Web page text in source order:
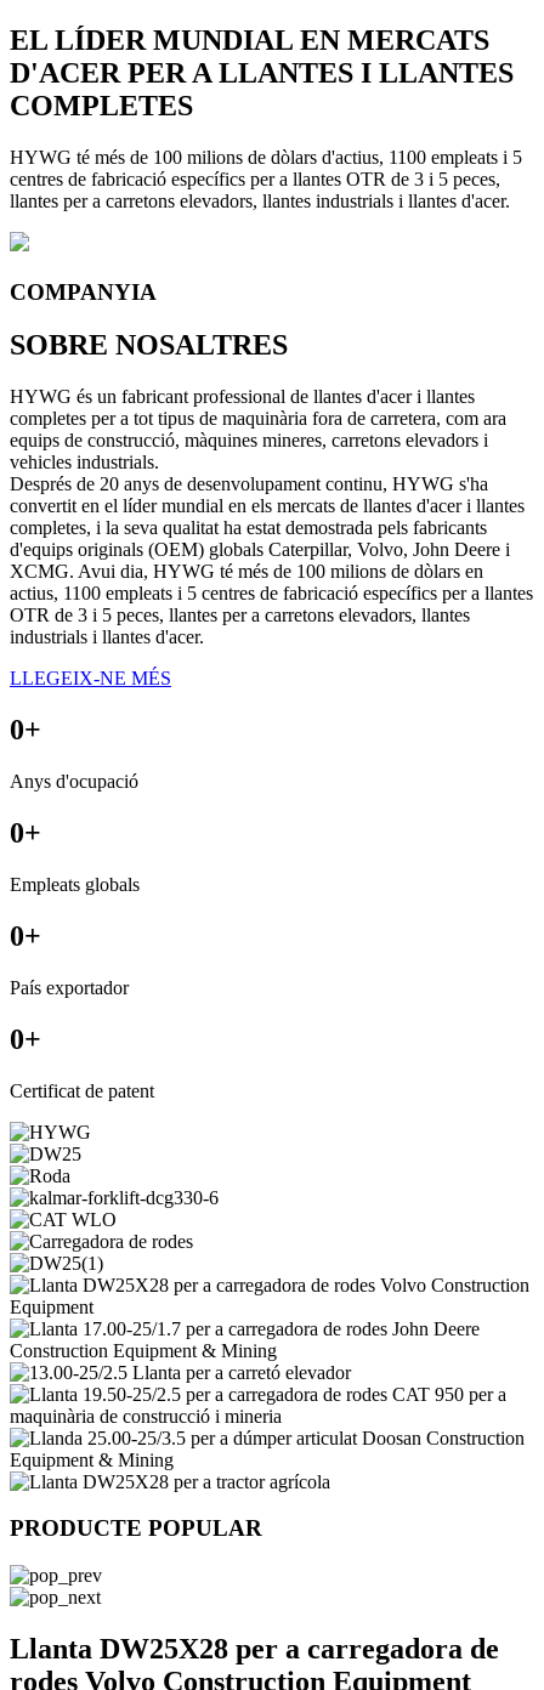
EL LÍDER MUNDIAL EN MERCATS
D'ACER PER A LLANTES I LLANTES
COMPLETES
HYWG té més de 100 milions de dòlars d'actius, 1100 empleats i 5
centres de fabricació específics per a llantes OTR de 3 i 5 peces,
llantes per a carretons elevadors, llantes industrials i llantes d'acer.
COMPANYIA
SOBRE NOSALTRES
HYWG és un fabricant professional de llantes d'acer i llantes
completes per a tot tipus de maquinària fora de carretera, com ara
equips de construcció, màquines mineres, carretons elevadors i
vehicles industrials.
Després de 20 anys de desenvolupament continu, HYWG s'ha
convertit en el líder mundial en els mercats de llantes d'acer i llantes
completes, i la seva qualitat ha estat demostrada pels fabricants
d'equips originals (OEM) globals Caterpillar, Volvo, John Deere i
XCMG. Avui dia, HYWG té més de 100 milions de dòlars en
actius, 1100 empleats i 5 centres de fabricació específics per a llantes
OTR de 3 i 5 peces, llantes per a carretons elevadors, llantes
industrials i llantes d'acer.
LLEGEIX-NE MÉS
0+
Anys d'ocupació
0+
Empleats globals
0+
País exportador
0+
Certificat de patent
PRODUCTE POPULAR
Llanta DW25X28 per a carregadora de
rodes Volvo Construction Equipment